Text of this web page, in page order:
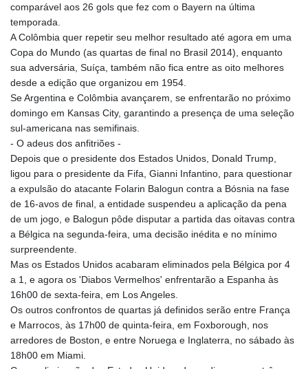
MDL 20.088564
MKD 61.548176
MMK 2419.480296
MNT 4144.000792
MOP 9.328972
MRU 46.285429
MUR 54.242586
MXN 19.792091
MYR 4.714415
MZN 73.639049
NAD 18.831591
NGN 1572.438973
NIO 42.484154
NPR 175.800197
NZD 1.962346
OMR 0.443084
PAB 1.15453
PEN 3.902569
PGK 5.100921
comparável aos 26 gols que fez com o Bayern na última
temporada.
A Colômbia quer repetir seu melhor resultado até agora em uma
Copa do Mundo (as quartas de final no Brasil 2014), enquanto
sua adversária, Suíça, também não fica entre as oito melhores
desde a edição que organizou em 1954.
Se Argentina e Colômbia avançarem, se enfrentarão no próximo
domingo em Kansas City, garantindo a presença de uma seleção
sul-americana nas semifinais.
- O adeus dos anfitriões -
Depois que o presidente dos Estados Unidos, Donald Trump,
ligou para o presidente da Fifa, Gianni Infantino, para questionar
a expulsão do atacante Folarin Balogun contra a Bósnia na fase
de 16-avos de final, a entidade suspendeu a aplicação da pena
de um jogo, e Balogun pôde disputar a partida das oitavas contra
a Bélgica na segunda-feira, uma decisão inédita e no mínimo
surpreendente.
Mas os Estados Unidos acabaram eliminados pela Bélgica por 4
a 1, e agora os 'Diabos Vermelhos' enfrentarão a Espanha às
16h00 de sexta-feira, em Los Angeles.
Os outros confrontos de quartas já definidos serão entre França
e Marrocos, às 17h00 de quinta-feira, em Foxborough, nos
arredores de Boston, e entre Noruega e Inglaterra, no sábado às
18h00 em Miami.